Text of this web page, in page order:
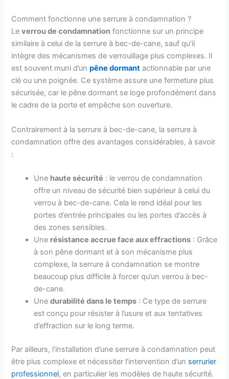
Comment fonctionne une serrure à condamnation ?
Leverrou de condamnation fonctionne sur un principe
similaire à celui de la serrure à bec-de-cane, sauf qu’il
intègre des mécanismes de verrouillage plus complexes. Il
est souvent muni d’unpêne dormant actionnable par une
clé ou une poignée. Ce système assure une fermeture plus
sécurisée, car le pêne dormant se loge profondément dans
le cadre de la porte et empêche son ouverture.
Contrairement à la serrure à bec-de-cane, la serrure à
condamnation offre des avantages considérables, à savoir
:
Une haute sécurité : le verrou de condamnation
offre un niveau de sécurité bien supérieur à celui du
verrou à bec-de-cane. Cela le rend idéal pour les
portes d’entrée principales ou les portes d’accès à
des zones sensibles.
Une résistance accrue face aux effractions : Grâce
à son pêne dormant et à son mécanisme plus
complexe, la serrure à condamnation se montre
beaucoup plus difficile à forcer qu’un verrou à bec-
de-cane.
Unedurabilité dans le temps : Ce type de serrure
est conçu pour résister à l’usure et aux tentatives
d’effraction sur le long terme.
Par ailleurs, l’installation d’une serrure à condamnation peut
être plus complexe et nécessiter l’intervention d’un serrurier
professionnel, en particulier les modèles de haute sécurité.